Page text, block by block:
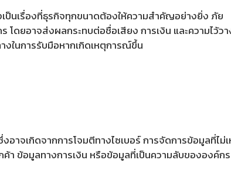
นเรื่องที่ธุรกิจทุกขนาดต้องให้ความสำคัญอย่างยิ่ง ภัย
ดยอาจส่งผลกระทบต่อชื่อเสียง การเงิน และความไว้วา
ในการรับมือหากเกิดเหตุการณ์ขึ้น
เกิดจากการโจมตีทางไซเบอร์ การจัดการข้อมูลที่ไม่เ
ข้อมูลทางการเงิน หรือข้อมูลที่เป็นความลับขององค์กร